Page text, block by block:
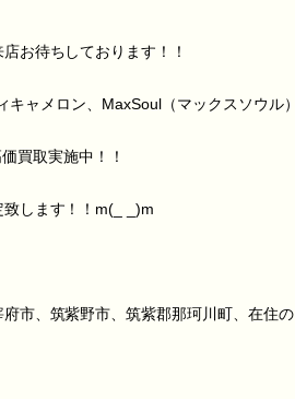
お待ちしております！！
ャメロン、MaxSoul（マックスソウル）
買取実施中！！
します！！m(_ _)m
市、筑紫野市、筑紫郡那珂川町、在住の